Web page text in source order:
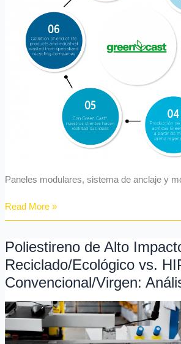
Paneles modulares, sistema de anclaje y
Read More »
Poliestireno de Alto
Reciclado/Ecológico vs.
Convencional/Virgen:
Poliestireno
de
Alto
Impacto.
HIPS
Reciclado/Ecológico
HIPS